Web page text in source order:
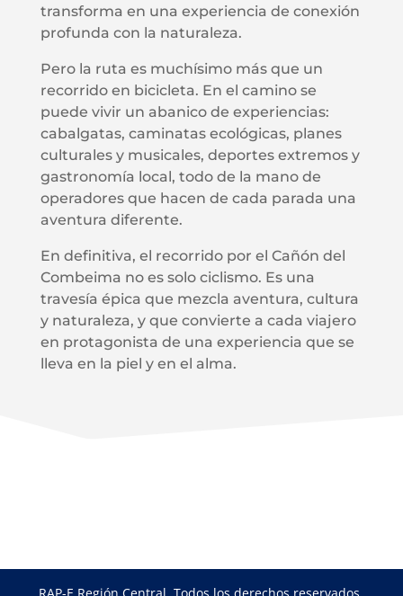
transforma en una experiencia de conexión
profunda con la naturaleza.
Pero la ruta es muchísimo más que un
recorrido en bicicleta. En el camino se
puede vivir un abanico de experiencias:
cabalgatas, caminatas ecológicas, planes
culturales y musicales, deportes extremos y
gastronomía local, todo de la mano de
operadores que hacen de cada parada una
aventura diferente.
En definitiva, el recorrido por el Cañón del
Combeima no es solo ciclismo. Es una
travesía épica que mezcla aventura, cultura
y naturaleza, y que convierte a cada viajero
en protagonista de una experiencia que se
lleva en la piel y en el alma.
RAP-E Región Central, Todos los derechos reservados.